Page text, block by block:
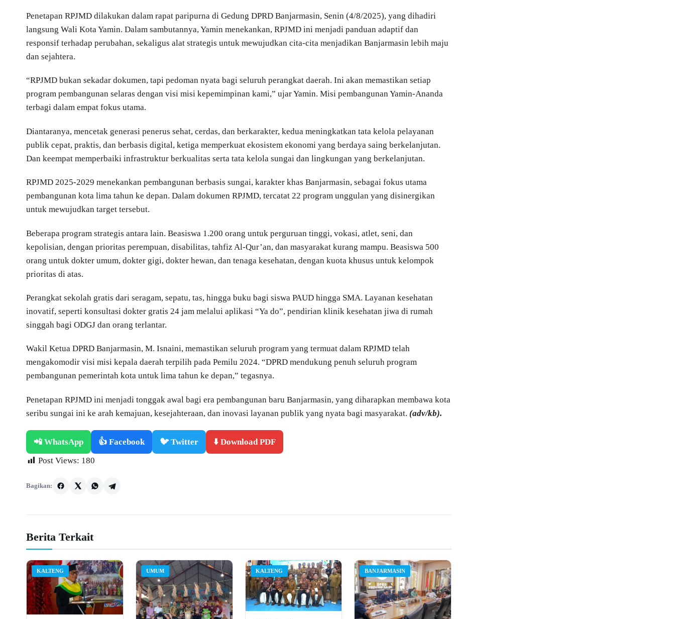
Penetapan RPJMD dilakukan dalam rapat paripurna di Gedung DPRD Banjarmasin, Senin (4/8/2025), yang dihadiri
langsung Wali Kota Yamin. Dalam sambutannya, Yamin menekankan, RPJMD ini menjadi panduan adaptif dan
responsif terhadap perubahan, sekaligus alat strategis untuk mewujudkan cita-cita menjadikan Banjarmasin lebih maju
dan sejahtera.
“RPJMD bukan sekadar dokumen, tapi pedoman nyata bagi seluruh perangkat daerah. Ini akan memastikan setiap
program pembangunan selaras dengan visi misi kepemimpinan kami,” ujar Yamin. Misi pembangunan Yamin-Ananda
terbagi dalam empat fokus utama.
Diantaranya, mencetak generasi penerus sehat, cerdas, dan berkarakter, kedua meningkatkan tata kelola pelayanan
publik cepat, praktis, dan berbasis digital, ketiga memperkuat ekosistem ekonomi yang berdaya saing berkelanjutan.
Dan keempat memperbaiki infrastruktur berkualitas serta tata kelola sungai dan lingkungan yang berkelanjutan.
RPJMD 2025-2029 menekankan pembangunan berbasis sungai, karakter khas Banjarmasin, sebagai fokus utama
pembangunan kota lima tahun ke depan. Dalam dokumen RPJMD, tercatat 22 program unggulan yang disinergikan
untuk mewujudkan target tersebut.
Beberapa program strategis antara lain. Beasiswa 1.200 orang untuk perguruan tinggi, vokasi, atlet, seni, dan
kepolisian, dengan prioritas perempuan, disabilitas, tahfiz Al-Qur’an, dan masyarakat kurang mampu. Beasiswa 500
orang untuk dokter umum, dokter gigi, dokter hewan, dan tenaga kesehatan, dengan kuota khusus untuk kelompok
prioritas di atas.
Perangkat sekolah gratis dari seragam, sepatu, tas, hingga buku bagi siswa PAUD hingga SMA. Layanan kesehatan
inovatif, seperti konsultasi dokter gratis 24 jam melalui aplikasi “Ya do”, pendirian klinik kesehatan jiwa di rumah
singgah bagi ODGJ dan orang terlantar.
Wakil Ketua DPRD Banjarmasin, M. Isnaini, memastikan seluruh program yang termuat dalam RPJMD telah
mengakomodir visi misi kepala daerah terpilih pada Pemilu 2024. “DPRD mendukung penuh seluruh program
pembangunan pemerintah kota untuk lima tahun ke depan,” tegasnya.
Penetapan RPJMD ini menjadi tonggak awal bagi era pembangunan baru Banjarmasin, yang diharapkan membawa kota
seribu sungai ini ke arah kemajuan, kesejahteraan, dan inovasi layanan publik yang nyata bagi masyarakat. (adv/kb).
📲 WhatsApp 👍 Facebook 🐦 Twitter
⬇️ Download PDF
Post Views: 180
Bagikan:
Berita Terkait
KALTENG UMUM KALTENG BANJARMASIN